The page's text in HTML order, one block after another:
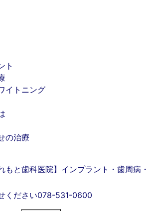
ト
イトニング
の治療
ください078-531-0600